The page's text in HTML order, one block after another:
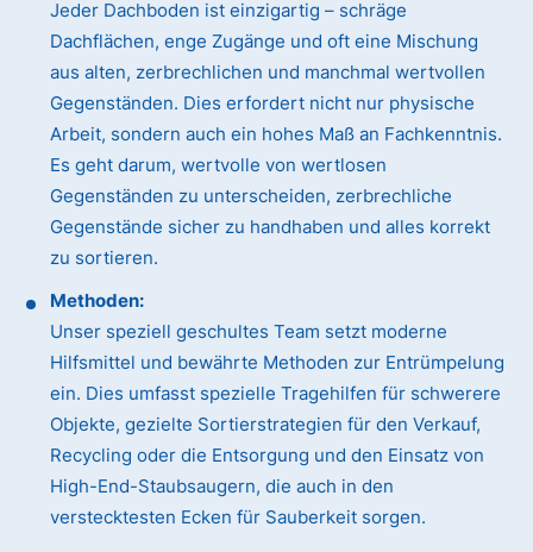
Jeder Dachboden ist einzigartig – schräge
Dachflächen, enge Zugänge und oft eine Mischung
aus alten, zerbrechlichen und manchmal wertvollen
Gegenständen. Dies erfordert nicht nur physische
Arbeit, sondern auch ein hohes Maß an Fachkenntnis.
Es geht darum, wertvolle von wertlosen
Gegenständen zu unterscheiden, zerbrechliche
Gegenstände sicher zu handhaben und alles korrekt
zu sortieren.
Methoden:
Unser speziell geschultes Team setzt moderne
Hilfsmittel und bewährte Methoden zur Entrümpelung
ein. Dies umfasst spezielle Tragehilfen für schwerere
Objekte, gezielte Sortierstrategien für den Verkauf,
Recycling oder die Entsorgung und den Einsatz von
High-End-Staubsaugern, die auch in den
verstecktesten Ecken für Sauberkeit sorgen.